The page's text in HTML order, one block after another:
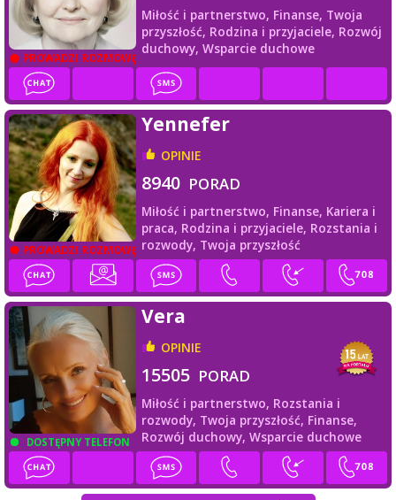
PROWADZI ROZMOWĘ
Miłość i partnerstwo, Finanse, Twoja
przyszłość, Rodzina i przyjaciele, Rozwój
duchowy, Wsparcie duchowe
PROWADZI ROZMOWĘ
Yennefer
OPINIE
8940 PORAD
Miłość i partnerstwo, Finanse, Kariera i
praca, Rodzina i przyjaciele, Rozstania i
rozwody, Twoja przyszłość
DOSTĘPNY TELEFON
Vera
OPINIE
15505 PORAD
Miłość i partnerstwo, Rozstania i
rozwody, Twoja przyszłość, Finanse,
Rozwój duchowy, Wsparcie duchowe